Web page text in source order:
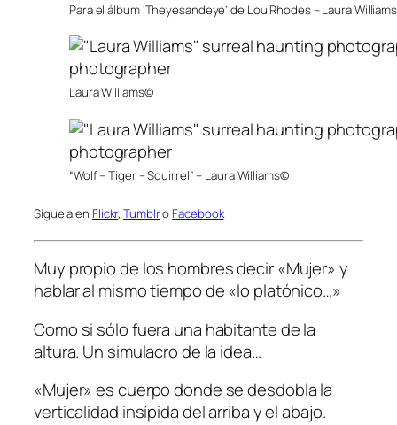
Para el álbum ‘Theyesandeye’ de Lou Rhodes – Laura
Laura Williams©
“Wolf – Tiger – Squirrel” – Laura Williams©
Síguela en Flickr,Tumblro Facebook
Muy propio de los hombres decir «Mujer» y
hablar al mismo tiempo de «lo platónico…»
Como si sólo fuera una habitante de la
altura. Un simulacro de la idea…
«Mujer» es cuerpo donde se desdobla la
verticalidad insípida del arriba y el abajo.